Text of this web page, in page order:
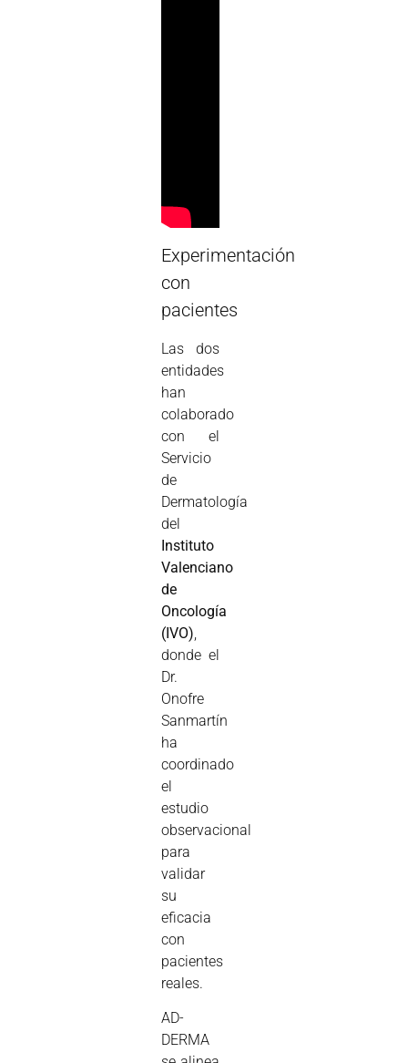
Experimentación
con
pacientes
Las dos
entidades
han
colaborado
con el
Servicio
de
Dermatología
del
Instituto
Valenciano
de
Oncología
(IVO)
donde el
Dr.
Onofre
Sanmartín
ha
coordinado
el
estudio
observacional
para
validar
su
eficacia
con
pacientes
reales.
AD-
DERMA